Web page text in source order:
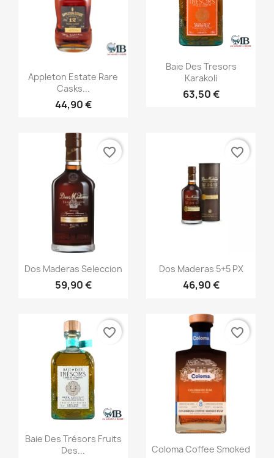
Aperçu rapide
Appleton Estate Rare
Casks...
44,90 €
Aperçu rapide
Baie Des Tresors
Karakoli
63,50 €
Aperçu rapide
Dos Maderas Seleccion
59,90 €
favorite_border
Aperçu rapide
Dos Maderas 5+5 PX
46,90 €
favorite_border
Aperçu rapide
Baie Des Trésors Fruits
Des...
favorite_border
Aperçu rapide
Coloma Coffee Smoked
favorite_border